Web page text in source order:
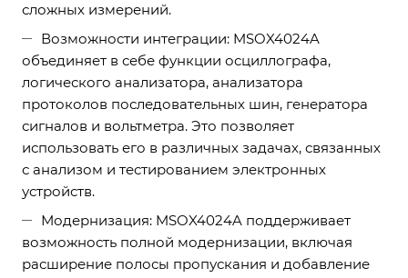
сложных измерений.
Возможности интеграции: MSOX4024A
объединяет в себе функции осциллографа,
логического анализатора, анализатора
протоколов последовательных шин, генератора
сигналов и вольтметра. Это позволяет
использовать его в различных задачах, связанных
с анализом и тестированием электронных
устройств.
Модернизация: MSOX4024A поддерживает
возможность полной модернизации, включая
расширение полосы пропускания и добавление